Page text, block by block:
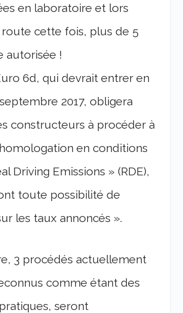
en laboratoire et lors
route cette fois, plus de 5
autorisée !
6d, qui devrait entrer en
2017, obligera
constructeurs à procéder à
en conditions
Driving Emissions » (RDE),
toute possibilité de
les taux annoncés ».
3 procédés actuellement
comme étant des
seront